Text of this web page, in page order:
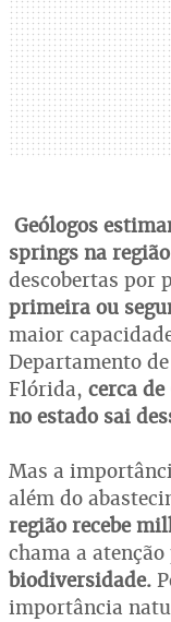
Geólogos
springs na
descobertas por
primeira ou
maior
Departamento
Flórida, cerca
no estado sai
Mas a
além do
região recebe
chama a atenção
biodiversidade.
importância